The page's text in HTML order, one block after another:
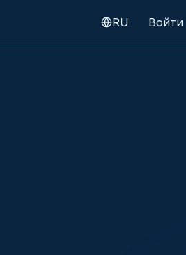
RU Войти